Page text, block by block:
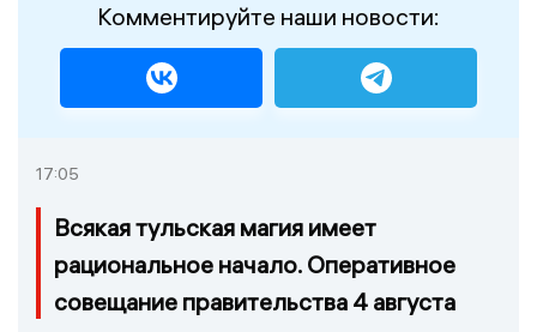
Комментируйте наши новости:
17:05
Всякая тульская магия имеет
рациональное начало. Оперативное
совещание правительства 4 августа